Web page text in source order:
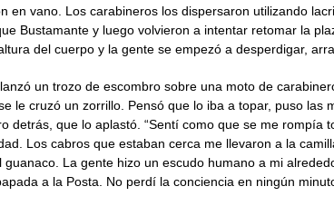
en vano. Los carabineros los dispersaron utilizando
Bustamante y luego volvieron a intentar retomar la
del cuerpo y la gente se empezó a desperdigar,
un trozo de escombro sobre una moto de
le cruzó un zorrillo. Pensó que lo iba a topar, puso las
detrás, que lo aplastó. “Sentí como que se me rompía
Los cabros que estaban cerca me llevaron a la
La gente hizo un escudo humano a mi
a la Posta. No perdí la conciencia en ningún